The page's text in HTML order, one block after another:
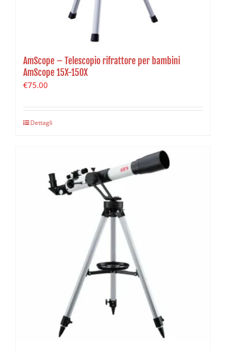
AmScope – Telescopio rifrattore per bambini
AmScope 15X-150X
€75.00
Dettagli